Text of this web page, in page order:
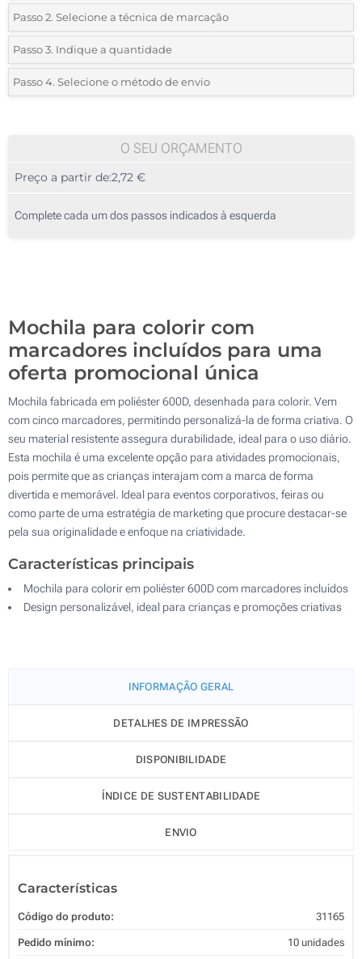
Passo 2. Selecione a técnica de marcação
*Selecione o tipo de marcação e as cores do logotipo:
1 Cor (Na frente)
Passo 3. Indique a quantidade
*Quantidade mínima:10
20
50
Passo 4. Selecione o método de envio
O SEU ORÇAMENTO
Preço a partir de:2,72 €
Complete cada um dos passos indicados à esquerda
Mochila para colorir com
marcadores incluídos para uma
oferta promocional única
Mochila fabricada em poliéster 600D, desenhada para colorir. Vem
com cinco marcadores, permitindo personalizá-la de forma criativa. O
seu material resistente assegura durabilidade, ideal para o uso diário.
Esta mochila é uma excelente opção para atividades promocionais,
pois permite que as crianças interajam com a marca de forma
divertida e memorável. Ideal para eventos corporativos, feiras ou
como parte de uma estratégia de marketing que procure destacar-se
pela sua originalidade e enfoque na criatividade.
Características principais
Mochila para colorir em poliéster 600D com marcadores incluídos
Design personalizável, ideal para crianças e promoções criativas
INFORMAÇÃO GERAL
DETALHES DE IMPRESSÃO
DISPONIBILIDADE
ÍNDICE DE SUSTENTABILIDADE
ENVIO
Características
Código do produto: 31165
Pedido mínimo: 10 unidades